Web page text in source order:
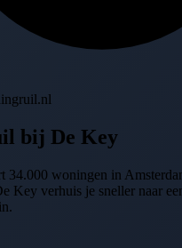
bij De Key
34.000 woningen in
Key verhuis je sneller naar